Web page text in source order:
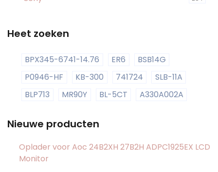
Heet zoeken
BPX345-6741-14.76 ER6
BSB14G
P0946-HF
KB-300 741724
SLB-11A
BLP713
MR90Y BL-5CT A330A002A
Nieuwe producten
Oplader voor Aoc 24B2XH 27B2H ADPC1925EX LCD
Monitor